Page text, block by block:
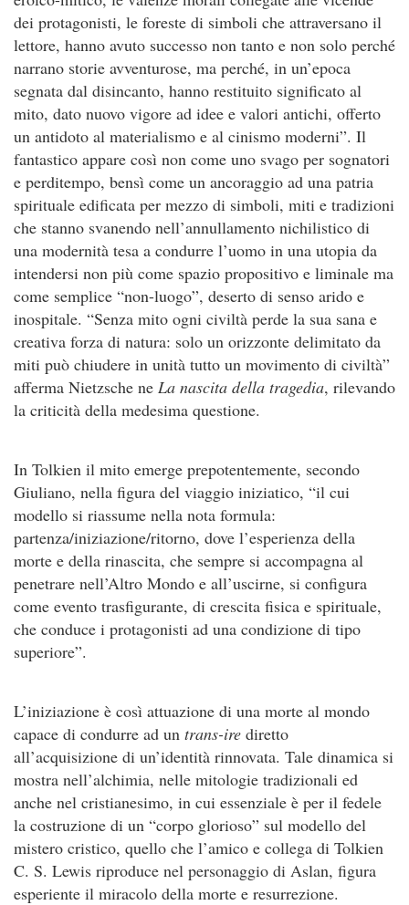
dei protagonisti, le foreste di simboli che attraversano il
lettore, hanno avuto successo non tanto e non solo perché
narrano storie avventurose, ma perché, in un’epoca
segnata dal disincanto, hanno restituito significato al
mito, dato nuovo vigore ad idee e valori antichi, offerto
un antidoto al materialismo e al cinismo moderni”. Il
fantastico appare così non come uno svago per sognatori
e perditempo, bensì come un ancoraggio ad una patria
spirituale edificata per mezzo di simboli, miti e tradizioni
che stanno svanendo nell’annullamento nichilistico di
una modernità tesa a condurre l’uomo in una utopia da
intendersi non più come spazio propositivo e liminale ma
come semplice “non-luogo”, deserto di senso arido e
inospitale. “Senza mito ogni civiltà perde la sua sana e
creativa forza di natura: solo un orizzonte delimitato da
miti può chiudere in unità tutto un movimento di civiltà”
afferma Nietzsche ne La nascita della tragedia, rilevando
la criticità della medesima questione.
In Tolkien il mito emerge prepotentemente, secondo
Giuliano, nella figura del viaggio iniziatico, “il cui
modello si riassume nella nota formula:
partenza/iniziazione/ritorno, dove l’esperienza della
morte e della rinascita, che sempre si accompagna al
penetrare nell’Altro Mondo e all’uscirne, si configura
come evento trasfigurante, di crescita fisica e spirituale,
che conduce i protagonisti ad una condizione di tipo
superiore”.
L’iniziazione è così attuazione di una morte al mondo
capace di condurre ad un trans-ire diretto
all’acquisizione di un’identità rinnovata. Tale dinamica si
mostra nell’alchimia, nelle mitologie tradizionali ed
anche nel cristianesimo, in cui essenziale è per il fedele
la costruzione di un “corpo glorioso” sul modello del
mistero cristico, quello che l’amico e collega di Tolkien
C. S. Lewis riproduce nel personaggio di Aslan, figura
esperiente il miracolo della morte e resurrezione.